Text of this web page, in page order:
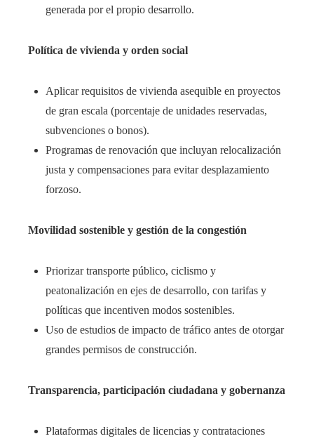
generada por el propio desarrollo.
Política de vivienda y orden social
Aplicar requisitos de vivienda asequible en proyectos
de gran escala (porcentaje de unidades reservadas,
subvenciones o bonos).
Programas de renovación que incluyan relocalización
justa y compensaciones para evitar desplazamiento
forzoso.
Movilidad sostenible y gestión de la congestión
Priorizar transporte público, ciclismo y
peatonalización en ejes de desarrollo, con tarifas y
políticas que incentiven modos sostenibles.
Uso de estudios de impacto de tráfico antes de otorgar
grandes permisos de construcción.
Transparencia, participación ciudadana y gobernanza
Plataformas digitales de licencias y contrataciones